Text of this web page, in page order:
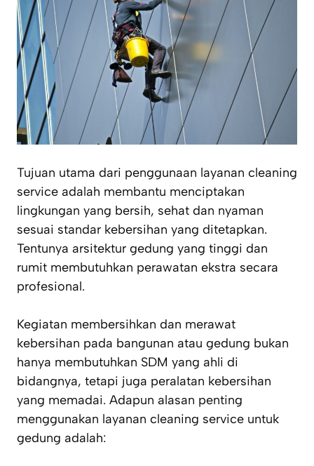
Tujuan utama dari penggunaan layanan cleaning
service adalah membantu menciptakan
lingkungan yang bersih, sehat dan nyaman
sesuai standar kebersihan yang ditetapkan.
Tentunya arsitektur gedung yang tinggi dan
rumit membutuhkan perawatan ekstra secara
profesional.
Kegiatan membersihkan dan merawat
kebersihan pada bangunan atau gedung bukan
hanya membutuhkan SDM yang ahli di
bidangnya, tetapi juga peralatan kebersihan
yang memadai. Adapun alasan penting
menggunakan layanan cleaning service untuk
gedung adalah: